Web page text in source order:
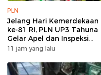
PLN
Jelang Hari Kemerdekaan
ke-81 RI, PLN UP3 Tahuna
Gelar Apel dan Inspeksi
Peralatan Guna Pastikan
Kepulauan Nusa Utara
11 jam yang lalu